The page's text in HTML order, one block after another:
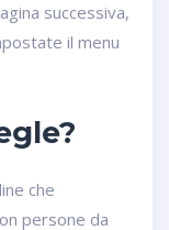
successiva,
il menu
che
persone da